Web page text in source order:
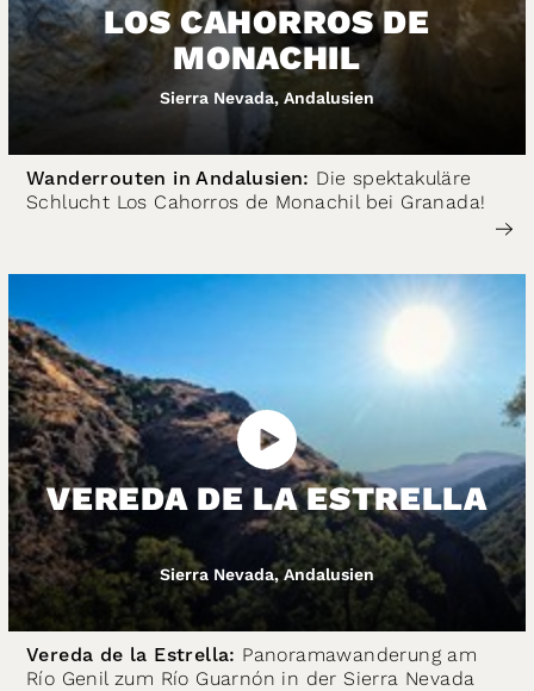
LOS CAHORROS DE
MONACHIL
Sierra Nevada, Andalusien
Wanderrouten in Andalusien: Die spektakuläre
Schlucht Los Cahorros de Monachil bei Granada!
VEREDA DE LA ESTRELLA
Sierra Nevada, Andalusien
Vereda de la Estrella: Panoramawanderung am
Río Genil zum Río Guarnón in der Sierra Nevada